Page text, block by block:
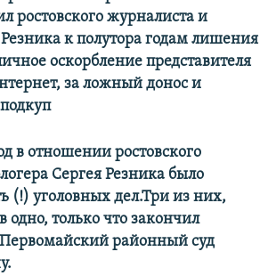
РС
ростовского журналиста и
Резника к полутора годам лишения
оскорбление представителя
за ложный донос и
в отношении ростовского
Сергея Резника было
(!) уголовных дел.Три из них,
одно, только что закончил
Первомайский районный суд